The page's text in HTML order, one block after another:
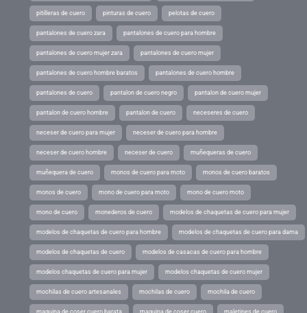
pitilleras de cuero pinturas de cuero pelotas de cuero
pantalones de cuero zara pantalones de cuero para hombre
pantalones de cuero mujer zara pantalones de cuero mujer
pantalones de cuero hombre baratos pantalones de cuero hombre
pantalones de cuero pantalon de cuero negro pantalon de cuero mujer
pantalon de cuero hombre pantalon de cuero neceseres de cuero
neceser de cuero para mujer neceser de cuero para hombre
neceser de cuero hombre neceser de cuero muñequeras de cuero
muñequera de cuero monos de cuero para moto monos de cuero baratos
monos de cuero mono de cuero para moto mono de cuero moto
mono de cuero monederos de cuero modelos de chaquetas de cuero para mujer
modelos de chaquetas de cuero para hombre modelos de chaquetas de cuero para dama
modelos de chaquetas de cuero modelos de casacas de cuero para hombre
modelos chaquetas de cuero para mujer modelos chaquetas de cuero mujer
mochilas de cuero artesanales mochilas de cuero mochila de cuero
maquina de coser cuero barata maquina de coser cuero maletines de cuero